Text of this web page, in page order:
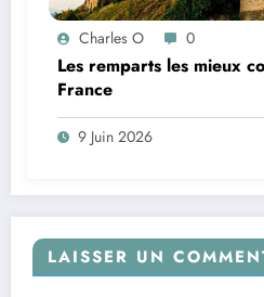
Charles O 0
Les remparts les mieux
France
9 Juin 2026
LAISSER UN